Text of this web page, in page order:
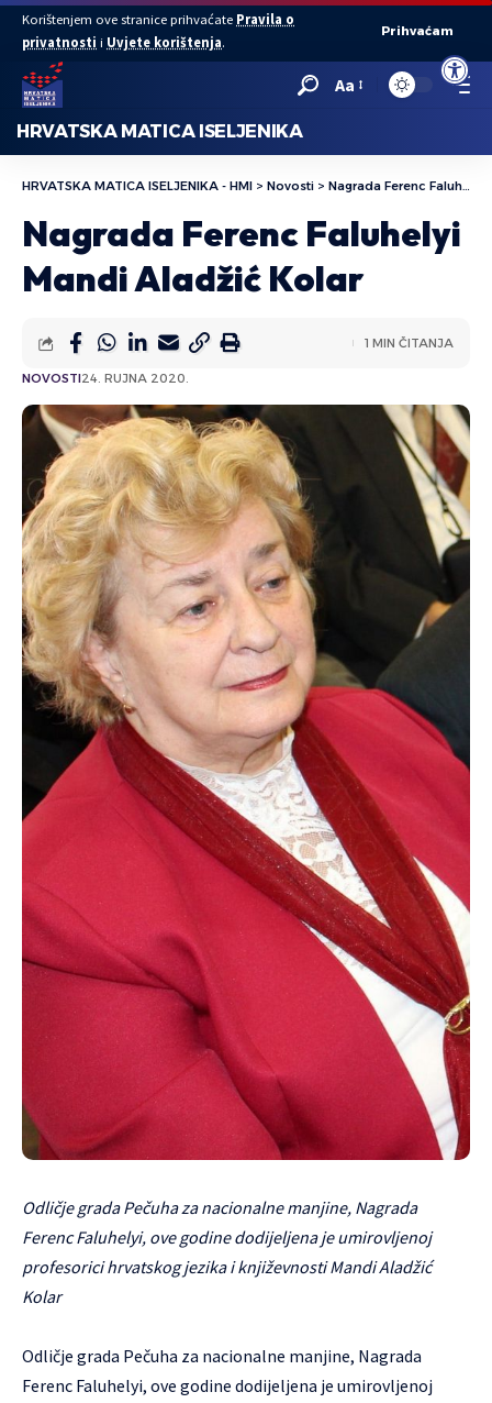
Open
Korištenjem ove stranice prihvaćate Pravila o
privatnosti i Uvjete korištenja.
Prihvaćam
Aa
HRVATSKA MATICA ISELJENIKA
HRVATSKA MATICA ISELJENIKA - HMI > Novosti > Nagrada Ferenc Faluhelyi Mandi Aladžić Kolar
Nagrada Ferenc Faluhelyi
Mandi Aladžić Kolar
NOVOSTI24. RUJNA 2020.
1 MIN ČITANJA
Odličje grada Pečuha za nacionalne manjine, Nagrada
Ferenc Faluhelyi, ove godine dodijeljena je umirovljenoj
profesorici hrvatskog jezika i književnosti Mandi Aladžić
Kolar
Odličje grada Pečuha za nacionalne manjine, Nagrada
Ferenc Faluhelyi, ove godine dodijeljena je umirovljenoj